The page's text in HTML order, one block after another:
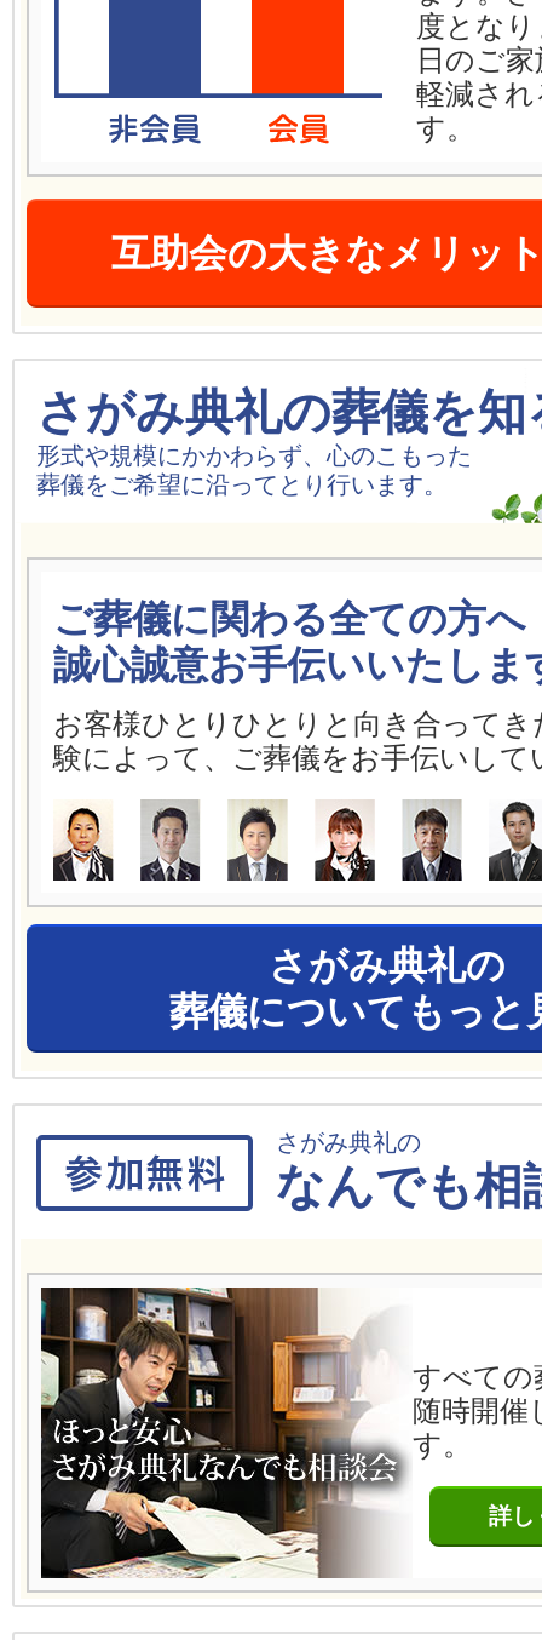
度とな
日のご
軽減さ
す。
互助会の大きなメリッ
さがみ典礼の葬儀を知
形式や規模にかかわらず、心のこもった
葬儀をご希望に沿ってとり行います。
ご葬儀に関わる全ての方へ
誠心誠意お手伝いいたしま
お客様ひとりひとりと向き合ってき
験によって、ご葬儀をお手伝いして
さがみ典礼の
葬儀についてもっと
さがみ典礼の
なんでも相
すべての
随時開催
す。
詳し